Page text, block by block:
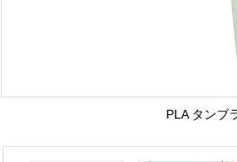
PLA タンブ